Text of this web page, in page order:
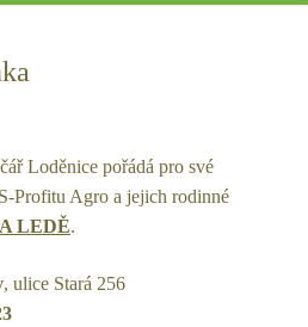
Loděnice pořádá pro své
Profitu Agro a jejich rodinné
LEDĚ.
, ulice Stará 256